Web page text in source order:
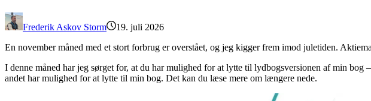
Frederik Askov Storm
19. juli 2026
En november måned med et stort forbrug er overstået, og jeg kigger frem imod juletiden.
I denne måned har jeg sørget for, at du har mulighed for at lytte til lydbogsversionen af min bog
andet har mulighed for at lytte til min bog. Det kan du læse mere om længere nede.